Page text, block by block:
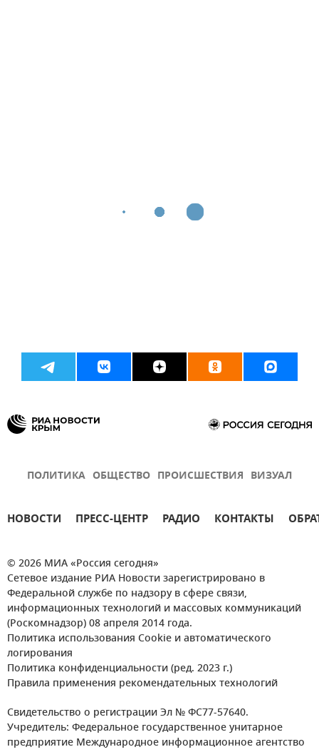
ПОЛИТИКА ОБЩЕСТВО ПРОИСШЕСТВИЯ ВИЗУАЛ
НОВОСТИ ПРЕСС-ЦЕНТР РАДИО КОНТАКТЫ
© 2026 МИА «Россия сегодня»
Сетевое издание РИА Новости зарегистрировано в
Федеральной службе по надзору в сфере связи,
информационных технологий и массовых коммуникаций
(Роскомнадзор) 08 апреля 2014 года.
Политика использования Cookie и автоматического
логирования
Политика конфиденциальности (ред. 2023 г.)
Правила применения рекомендательных технологий
Свидетельство о регистрации Эл № ФС77-57640.
Учредитель: Федеральное государственное унитарное
предприятие Международное информационное агентство